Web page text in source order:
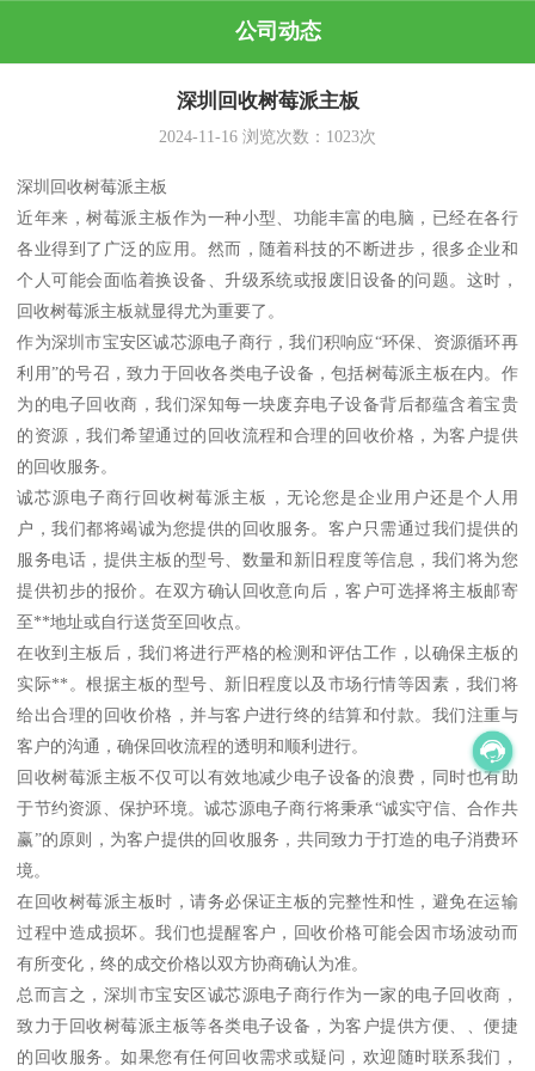
公司动态
深圳回收树莓派主板
2024-11-16 浏览次数： 1023次
深圳回收树莓派主板
近年来，树莓派主板作为一种小型、功能丰富的电脑，已经在各行
各业得到了广泛的应用。然而，随着科技的不断进步，很多企业和
个人可能会面临着换设备、升级系统或报废旧设备的问题。这时，
回收树莓派主板就显得尤为重要了。
作为深圳市宝安区诚芯源电子商行，我们积响应“环保、资源循环再
利用”的号召，致力于回收各类电子设备，包括树莓派主板在内。作
为的电子回收商，我们深知每一块废弃电子设备背后都蕴含着宝贵
的资源，我们希望通过的回收流程和合理的回收价格，为客户提供
的回收服务。
诚芯源电子商行回收树莓派主板，无论您是企业用户还是个人用
户，我们都将竭诚为您提供的回收服务。客户只需通过我们提供的
服务电话，提供主板的型号、数量和新旧程度等信息，我们将为您
提供初步的报价。在双方确认回收意向后，客户可选择将主板邮寄
至**地址或自行送货至回收点。
在收到主板后，我们将进行严格的检测和评估工作，以确保主板的
实际**。根据主板的型号、新旧程度以及市场行情等因素，我们将
给出合理的回收价格，并与客户进行终的结算和付款。我们注重与
客户的沟通，确保回收流程的透明和顺利进行。
回收树莓派主板不仅可以有效地减少电子设备的浪费，同时也有助
于节约资源、保护环境。诚芯源电子商行将秉承“诚实守信、合作共
赢”的原则，为客户提供的回收服务，共同致力于打造的电子消费环
境。
在回收树莓派主板时，请务必保证主板的完整性和性，避免在运输
过程中造成损坏。我们也提醒客户，回收价格可能会因市场波动而
有所变化，终的成交价格以双方协商确认为准。
总而言之，深圳市宝安区诚芯源电子商行作为一家的电子回收商，
致力于回收树莓派主板等各类电子设备，为客户提供方便、、便捷
的回收服务。如果您有任何回收需求或疑问，欢迎随时联系我们，